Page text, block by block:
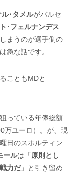
ル･タメルがバルセ
･フェルナンデス
まうのが選手側の
急な話です。
こともMDと
っている年俸総額
万ユーロ）。が、現
日のスポルティン
ールは「 原則とし
力だ」と引き留め